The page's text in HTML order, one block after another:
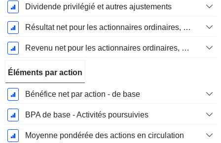
Dividende privilégié et autres ajustements
Résultat net pour les actionnaires ordinaires, éléments exceptionnels inclus.
Revenu net pour les actionnaires ordinaires, hors éléments exceptionnelsRésultat net pour les actionnaires ordinaires, éléments exceptionnels exclus.
Éléments par action
Bénéfice net par action - de base
BPA de base - Activités poursuivies
Moyenne pondérée des actions en circulation